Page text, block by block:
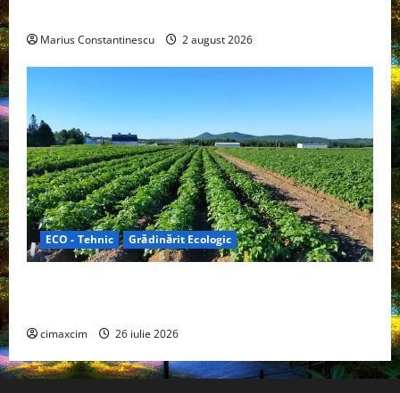
Marius Constantinescu 2 august 2026
ECO - Tehnic Grădinărit Ecologic
cimaxcim 26 iulie 2026